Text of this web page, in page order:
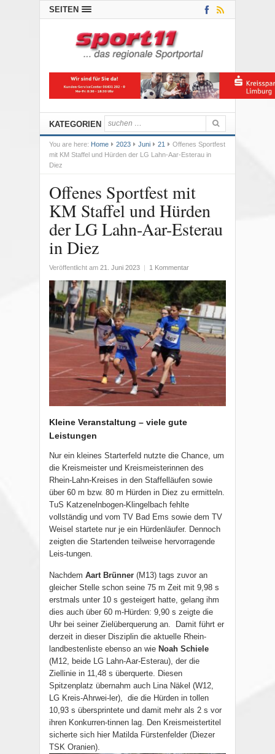
SEITEN
KATEGORIEN
You are here: Home 2023 Juni 21
Offenes Sportfest
mit KM Staffel und Hürden der LG Lahn-Aar-Esterau in
Diez
Offenes Sportfest mit
KM Staffel und Hürden
der LG Lahn-Aar-Esterau
in Diez
Veröffentlicht am 21. Juni 2023 1 Kommentar
Kleine Veranstaltung – viele gute
Leistungen
Nur ein kleines Starterfeld nutzte die Chance, um
die Kreismeister und Kreismeisterinnen des
Rhein-Lahn-Kreises in den Staffelläufen sowie
über 60 m bzw. 80 m Hürden in Diez zu ermitteln.
TuS Katzenelnbogen-Klingelbach fehlte
vollständig und vom TV Bad Ems sowie dem TV
Weisel startete nur je ein Hürdenläufer. Dennoch
zeigten die Startenden teilweise hervorragende
Leis-tungen.
Nachdem Aart Brünner (M13) tags zuvor an
gleicher Stelle schon seine 75 m Zeit mit 9,98 s
erstmals unter 10 s gesteigert hatte, gelang ihm
dies auch über 60 m-Hürden: 9,90 s zeigte die
Uhr bei seiner Zielüberquerung an.
Damit führt er
derzeit in dieser Disziplin die aktuelle Rhein-
landbestenliste ebenso an wie Noah Schiele
(M12, beide LG Lahn-Aar-Esterau), der die
Ziellinie in 11,48 s überquerte. Diesen
Spitzenplatz übernahm auch Lina Näkel (W12,
LG Kreis-Ahrwei-ler),
die die Hürden in tollen
10,93 s übersprintete und damit mehr als 2 s vor
ihren Konkurren-tinnen lag. Den Kreismeistertitel
sicherte sich hier Matilda Fürstenfelder (Diezer
TSK Oranien).